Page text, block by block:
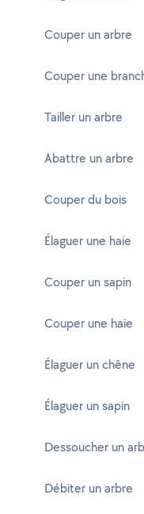
Couper un arbre
Couper une
Tailler un arbre
Abattre un arbre
Couper du bois
Élaguer une haie
Couper un sapin
Couper une haie
Élaguer un chêne
Élaguer un sapin
Dessoucher un
Débiter un arbre